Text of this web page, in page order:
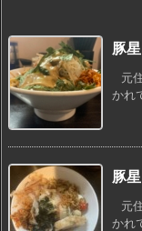
豚
元
かれ
豚
元
かれ